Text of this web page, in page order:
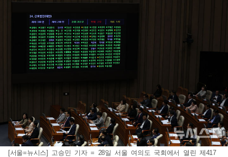
[서울=뉴시스] 고승민 기자 = 28일 서울 여의도 국회에서 열린 제417